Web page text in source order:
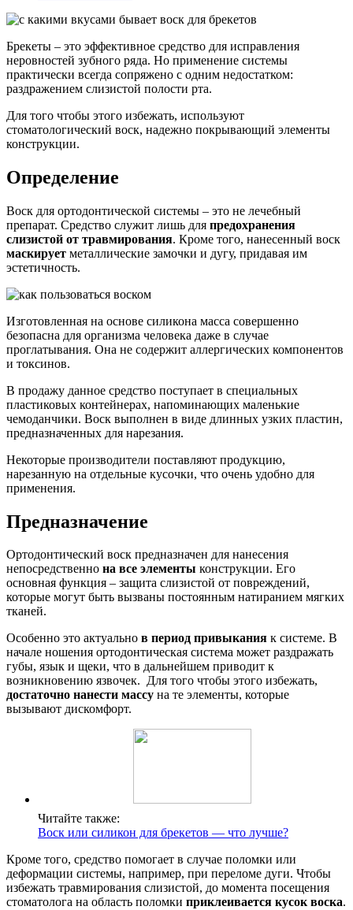
Брекеты – это эффективное средство для исправления
неровностей зубного ряда. Но применение системы
практически всегда сопряжено с одним недостатком:
раздражением слизистой полости рта.
Для того чтобы этого избежать, используют
стоматологический воск, надежно покрывающий элементы
конструкции.
Определение
Воск для ортодонтической системы – это не лечебный
препарат. Средство служит лишь для предохранения
слизистой от травмирования. Кроме того, нанесенный воск
маскирует металлические замочки и дугу, придавая им
эстетичность.
Изготовленная на основе силикона масса совершенно
безопасна для организма человека даже в случае
проглатывания. Она не содержит аллергических компонентов
и токсинов.
В продажу данное средство поступает в специальных
пластиковых контейнерах, напоминающих маленькие
чемоданчики. Воск выполнен в виде длинных узких пластин,
предназначенных для нарезания.
Некоторые производители поставляют продукцию,
нарезанную на отдельные кусочки, что очень удобно для
применения.
Предназначение
Ортодонтический воск предназначен для нанесения
непосредственно на все элементы конструкции. Его
основная функция – защита слизистой от повреждений,
которые могут быть вызваны постоянным натиранием мягких
тканей.
Особенно это актуально в период привыкания к системе. В
начале ношения ортодонтическая система может раздражать
губы, язык и щеки, что в дальнейшем приводит к
возникновению язвочек. Для того чтобы этого избежать,
достаточно нанести массу на те элементы, которые
вызывают дискомфорт.
Читайте также:
Воск или силикон для брекетов ― что лучше?
Кроме того, средство помогает в случае поломки или
деформации системы, например, при переломе дуги. Чтобы
избежать травмирования слизистой, до момента посещения
стоматолога на область поломки приклеивается кусок воска.